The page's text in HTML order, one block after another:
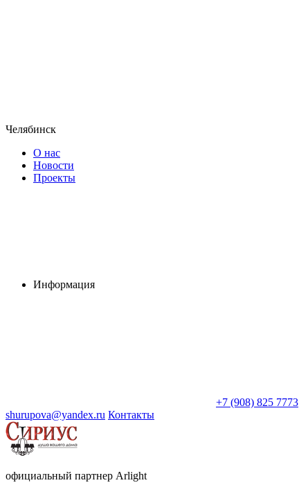
Челябинск
О нас
Новости
Проекты
Информация
+7 (908) 825 7773
shurupova@yandex.ru Контакты
официальный партнер Arlight